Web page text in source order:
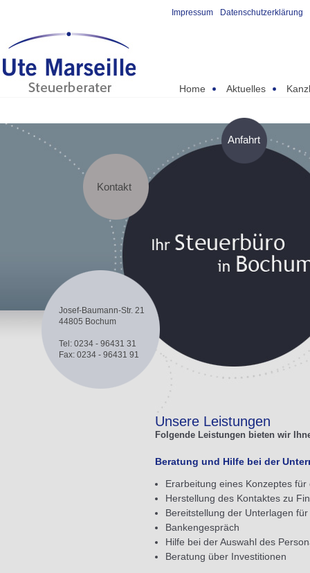
Impressum Datenschutzerklärung
Home Aktuelles
Anfahrt
Kontakt
Josef-Baumann-Str. 21
44805 Bochum
Tel: 0234 - 96431 31
Fax: 0234 - 96431 91
Unsere Leistungen
Folgende Leistungen bieten wir
Beratung und Hilfe bei der
Erarbeitung eines Konzeptes
Herstellung des Kontaktes zu
Bereitstellung der Unterlagen
Bankengespräch
Hilfe bei der Auswahl des
Beratung über Investitionen